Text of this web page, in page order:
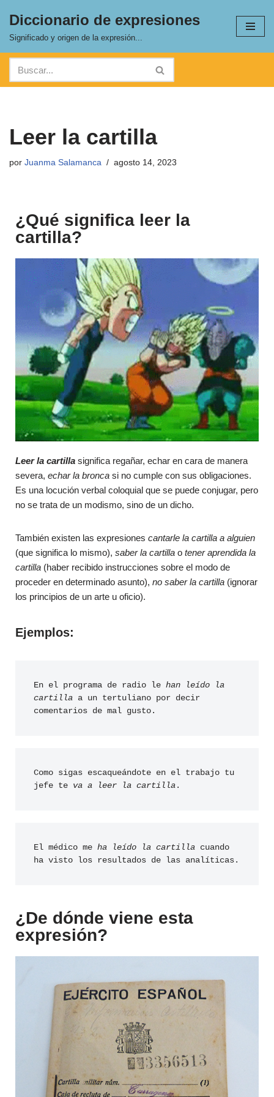
Saltar
contenido
Diccionario de expresiones
Significado y origen de la expresión...
Leer la cartilla
por Juanma Salamanca agosto 14, 2023
¿Qué significa leer la
cartilla?
Leer la cartilla significa regañar, echar en cara de manera
severa, echar la bronca si no cumple con sus obligaciones.
Es una locución verbal coloquial que se puede conjugar, pero
no se trata de un modismo, sino de un dicho.
También existen las expresiones cantarle la cartilla a alguien
(que significa lo mismo), saber la cartilla o tener aprendida la
cartilla (haber recibido instrucciones sobre el modo de
proceder en determinado asunto), no saber la cartilla (ignorar
los principios de un arte u oficio).
Ejemplos:
En el programa de radio le han leído la
cartilla a un tertuliano por decir
comentarios de mal gusto.
Como sigas escaqueándote en el trabajo tu
jefe te va a leer la cartilla .
El médico me ha leído la cartilla cuando
ha visto los resultados de las analíticas.
¿De dónde viene esta
expresión?